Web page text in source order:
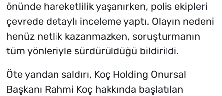
önünde hareketlilik yaşanırken, polis ekipleri
çevrede detaylı inceleme yaptı. Olayın nedeni
henüz netlik kazanmazken, soruşturmanın
tüm yönleriyle sürdürüldüğü bildirildi.
Öte yandan saldırı, Koç Holding Onursal
Başkanı Rahmi Koç hakkında başlatılan